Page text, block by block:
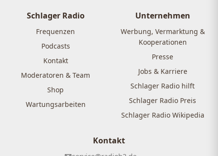
Schlager Radio
Frequenzen
Podcasts
Kontakt
Moderatoren & Team
Shop
Wartungsarbeiten
Unternehmen
Werbung, Vermarktung &
Kooperationen
Presse
Jobs & Karriere
Schlager Radio hilft
Schlager Radio Preis
Schlager Radio Wikipedia
Kontakt